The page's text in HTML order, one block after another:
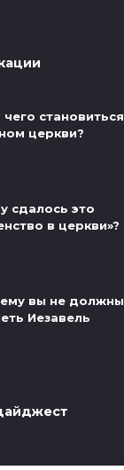
становиться
церкви?
сдалось это
в церкви»?
вы не должны
Иезавель